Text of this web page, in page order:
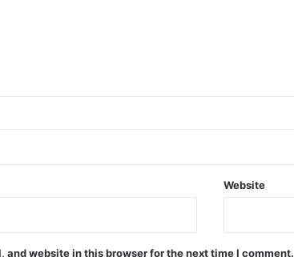
Website
and website in this browser for the next time I comment.